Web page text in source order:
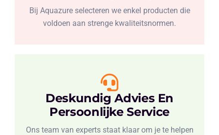
Bij Aquazure selecteren we enkel producten die
voldoen aan strenge kwaliteitsnormen.
Deskundig Advies En
Persoonlijke Service
Ons team van experts staat klaar om je te helpen